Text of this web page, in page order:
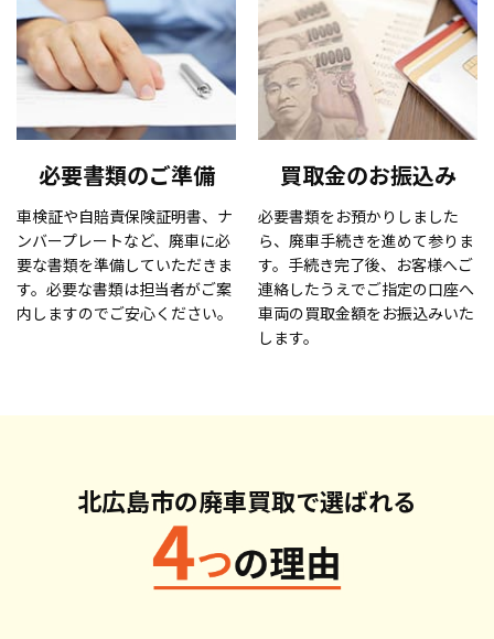
必要書類のご準備
車検証や自賠責保険証明書、ナ
ンバープレートなど、廃車に必
要な書類を準備していただきま
す。必要な書類は担当者がご案
内しますのでご安心ください。
買取金のお振込み
必要書類をお預かりしました
ら、廃車手続きを進めて参りま
す。手続き完了後、お客様へご
連絡したうえでご指定の口座へ
車両の買取金額をお振込みいた
します。
北広島市の廃車買取で選ばれる